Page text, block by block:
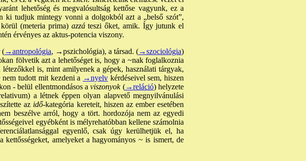
lehetőség és megvalósultság kettőse vagyunk, ez a
ki tudjuk mintegy vonni a dolgokból azt a „belső szót”,
(meteria prima)azzáteszi őket, amik. Így jutunk el
érvényes az aktus-potencia viszony.
(→antropológia, →pszichológia), a társad. (→szociológia)
fölvetik azt a lehetőséget is, hogy a ~nak foglalkoznia
is, mint amilyenek a gépek, használati tárgyak,
tudott mit kezdeni a →nyelvkérdéseivel sem, hiszen
- belül ellentmondásos a viszonyok(→reláció) helyzete
a létnek éppen olyan alapvető megnyilvánulási
az idő-kategória kereteit, hiszen az ember esetében
beszélve arról, hogy a tört. hordozója nem az egyedi
egyébként is mélyrehatóbban kellene számolnia
egyenlő, csak úgy kerülhetjük el, ha
amelyeket a hagyományos ~ is ismert, de